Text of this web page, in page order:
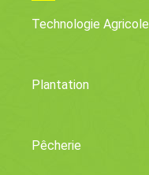
Technologie Agricole
Plantation
Pêcherie